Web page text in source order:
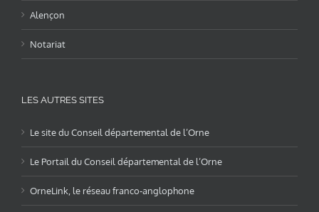
Alençon
Notariat
LES AUTRES SITES
Le site du Conseil départemental de l’Orne
Le Portail du Conseil départemental de l’Orne
OrneLink, le réseau franco-anglophone